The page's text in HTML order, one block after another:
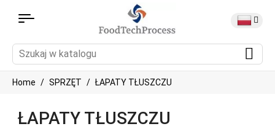
Home SPRZĘT ŁAPATY TŁUSZCZU
ŁAPATY TŁUSZCZU